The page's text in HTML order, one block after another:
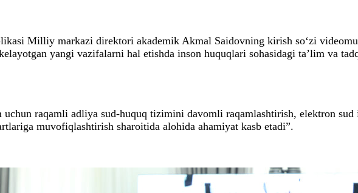
Milliy markazi direktori akademik Akmal Saidovning kirish so‘zi
yangi vazifalarni hal etishda inson huquqlari sohasidagi ta’lim va
uchun raqamli adliya sud-huquq tizimini davomli raqamlashtirish, elektron
muvofiqlashtirish sharoitida alohida ahamiyat kasb etadi”.